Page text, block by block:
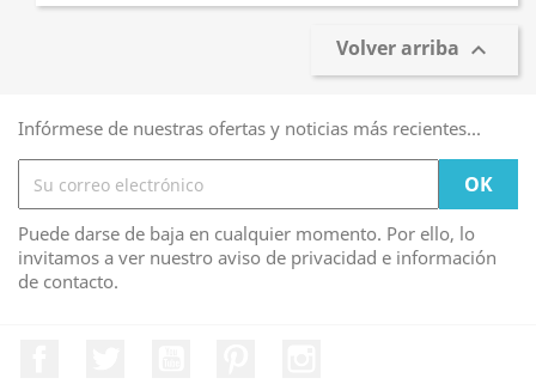
Volver arriba 
Infórmese de nuestras ofertas y noticias más recientes...
Puede darse de baja en cualquier momento. Por ello, lo
invitamos a ver nuestro aviso de privacidad e información
de contacto.